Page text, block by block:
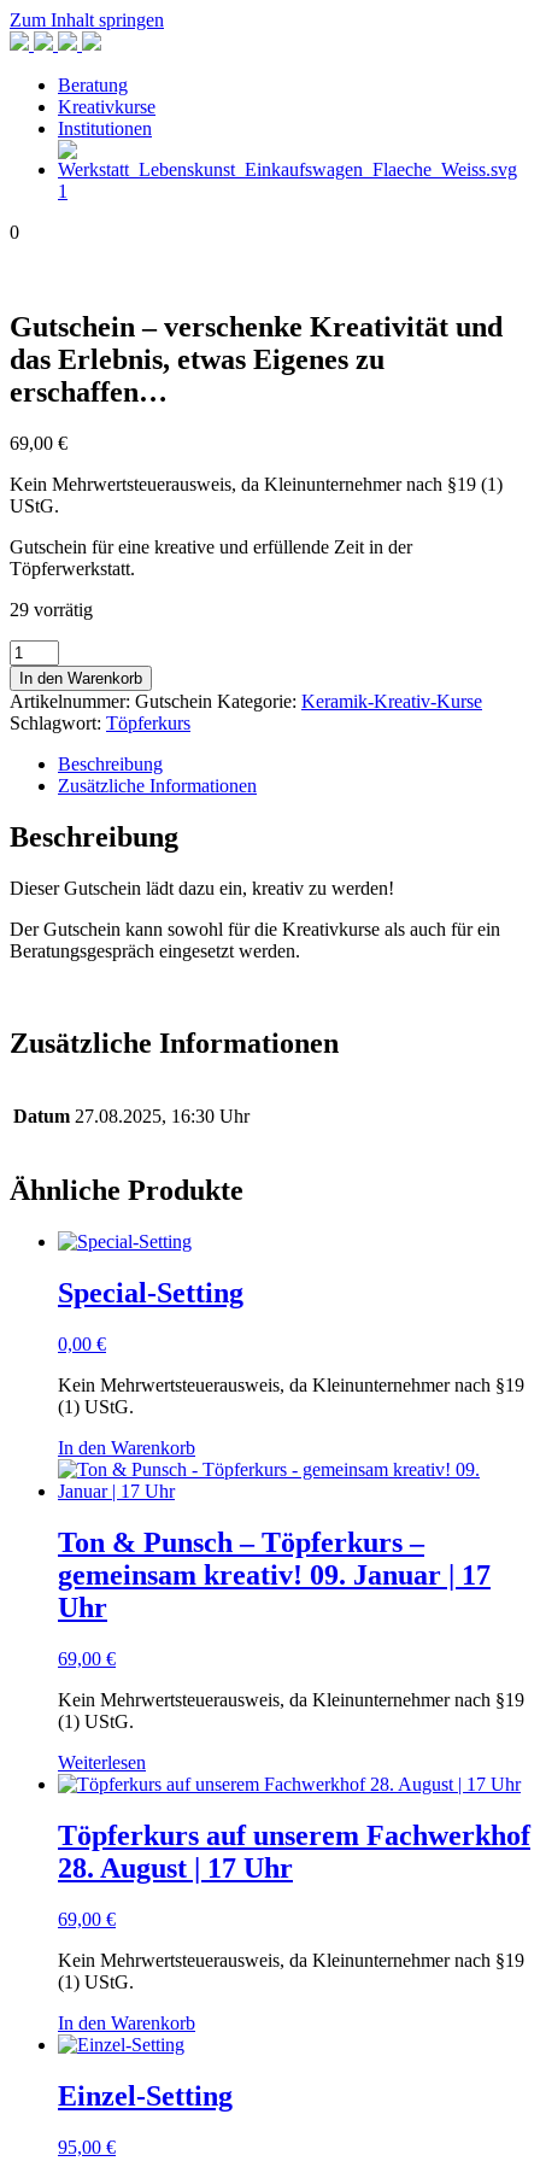
Zum Inhalt springen
Beratung
Kreativkurse
Institutionen
1
0
Gutschein – verschenke Kreativität und
das Erlebnis, etwas Eigenes zu
erschaffen…
69,00 €
Kein Mehrwertsteuerausweis, da Kleinunternehmer nach §19 (1)
UStG.
Gutschein für eine kreative und erfüllende Zeit in der
Töpferwerkstatt.
29 vorrätig
Gutschein
-
verschenke
Kreativität
und
Erlebnis,
Eigenes
zu
Menge
In den Warenkorb
Artikelnummer: Gutschein Kategorie: Keramik-Kreativ-Kurse
Schlagwort: Töpferkurs
Beschreibung
Zusätzliche Informationen
Beschreibung
Dieser Gutschein lädt dazu ein, kreativ zu werden!
Der Gutschein kann sowohl für die Kreativkurse als auch für ein
Beratungsgespräch eingesetzt werden.
Zusätzliche Informationen
Datum 27.08.2025, 16:30 Uhr
Ähnliche Produkte
Special-Setting
0,00 €
Kein Mehrwertsteuerausweis, da Kleinunternehmer nach §19
(1) UStG.
In den Warenkorb
Ton & Punsch – Töpferkurs –
gemeinsam kreativ! 09. Januar | 17
Uhr
69,00 €
Kein Mehrwertsteuerausweis, da Kleinunternehmer nach §19
(1) UStG.
Weiterlesen
Töpferkurs auf unserem Fachwerkhof
28. August | 17 Uhr
69,00 €
Kein Mehrwertsteuerausweis, da Kleinunternehmer nach §19
(1) UStG.
In den Warenkorb
Einzel-Setting
95,00 €